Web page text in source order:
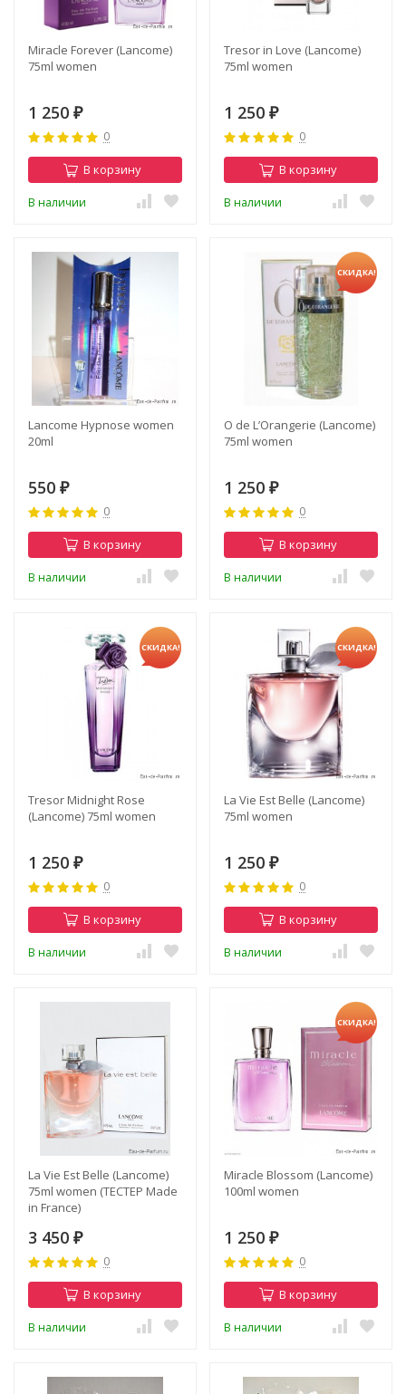
Miracle Forever (Lancome)
75ml women
1 250 ₽
0
В корзину
В наличии
Tresor in Love (Lancome)
75ml women
1 250 ₽
0
В корзину
В наличии
Lancome Hypnose women
20ml
550 ₽
0
В корзину
В наличии
СКИДКА!
O de L’Orangerie (Lancome)
75ml women
1 250 ₽
0
В корзину
В наличии
СКИДКА!
Tresor Midnight Rose
(Lancome) 75ml women
1 250 ₽
0
В корзину
В наличии
СКИДКА!
La Vie Est Belle (Lancome)
75ml women
1 250 ₽
0
В корзину
В наличии
La Vie Est Belle (Lancome)
75ml women (ТЕСТЕР Made
in France)
3 450 ₽
0
В корзину
В наличии
СКИДКА!
Miracle Blossom (Lancome)
100ml women
1 250 ₽
0
В корзину
В наличии